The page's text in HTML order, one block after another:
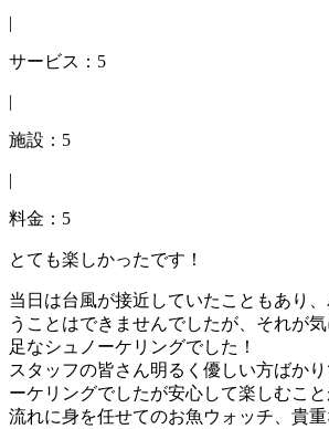
|
サービス：5
|
施設：5
|
料金：5
とても楽しかったです！
当日は台風が接近していたこともあり
うことはできませんでしたが、それが
足なシュノーケリングでした！
スタッフの皆さん明るく優しい方ばか
ーケリングでしたが安心して楽しむこ
流れに身を任せてのお魚ウォッチ、貴